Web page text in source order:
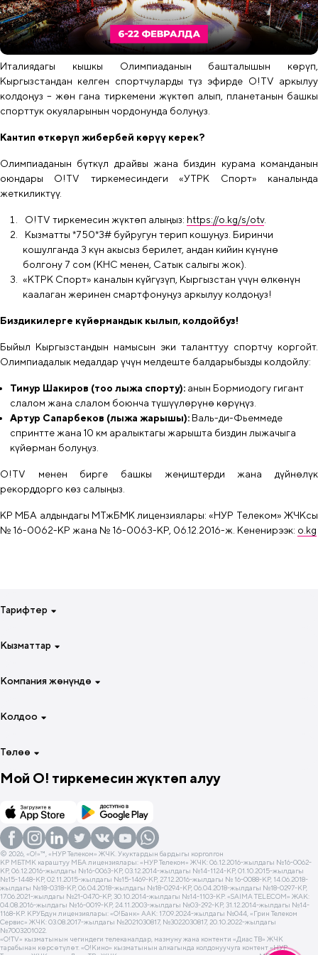
Италиядагы кышкы Олимпиаданын башталышын көрүп,
Кыргызстандан келген спортчуларды түз эфирде O!TV аркылуу
колдоңуз – жөн гана тиркемени жүктөп алып, планетанын башкы
спорттук окуяларынын чордонунда болуңуз.
Кантип өткөрүп жибербей көрүү керек?
Олимпиаданын бүткүл драйвы жана биздин курама команданын
оюндары O!TV тиркемесиндеги «УТРК Спорт» каналында
жеткиликтүү.
O!TV тиркемесин жүктөп алыңыз: https://o.kg/s/otv.
Кызматты *750*3# буйругун терип кошуңуз. Биринчи
кошулганда 3 күн акысыз берилет, андан кийин күнүнө
болгону 7 сом (КНС менен, Сатык салыгы жок).
«КТРК Спорт» каналын күйгүзүп, Кыргызстан үчүн өлкөнүн
каалаган жеринен смартфонуңуз аркылуу колдоңуз!
Биздикилерге күйөрмандык кылып, колдойбуз!
Быйыл Кыргызстандын намысын эки таланттуу спортчу коргойт.
Олимпиадалык медалдар үчүн мелдеште балдарыбызды колдойлу:
Тимур Шакиров (тоо лыжа спорту): анын Бормиодогу гигант
слалом жана слалом боюнча түшүүлөрүнө көрүңүз.
Артур Сапарбеков (лыжа жарышы): Валь-ди-Фьеммеде
спринтте жана 10 км аралыктагы жарышта биздин лыжачыга
күйөрман болуңуз.
O!TV менен бирге башкы жеңиштерди жана дүйнөлүк
рекорддорго көз салыңыз.
КР МБА алдындагы МТжБМК лицензиялары: «НУР Телеком» ЖЧКсы
№ 16-0062-КР жана № 16-0063-КР, 06.12.2016-ж. Кененирээк: o.kg
Тарифтер
Смартфонуң үчүн 4 жумага
Чалуулар жана интернет үчүн
Модем жана роутер үчүн
Кызматтар
О!TV жана онлайн-кинотеатрлары
Эл аралык байланыш
Баланс жок кездеги мүмкүнчүлүктөр
Маалыматтык-көңүл ачуу кызматтары
Негизги кызматтар
Башка кызматтар
Компания жөнүндө
Артыкчылыктар
Жаңылыктар
Колдоо
Тескөөлөр
Компанияга суроо бериңиз
«Мой О!» тиркемеси
Пайдалуу документтер
Пайдалуу USSD-командалар
Мобилдик алдамчылык
Архив
Социалдык тармактарда конкурстарды өткөрүүнүн шарттары
Төлөө
Комиссиясыз төлөө
«Мой О!» тиркемеси
Балансты текшерүү
О! фирмалык терминалдар
Мой О! тиркемесин жүктөп алуу
© 2026, «O!»™, «НУР Телеком» ЖЧК. Укуктардын бардыгы корголгон
КР МБТМК караштуу МБА лицензиялары: «НУР Телеком» ЖЧК: 06.12.2016-жылдагы №16-0062-
КР, 06.12.2016-жылдагы №16-0063-КР, 03.12.2014-жылдагы №14-1124-КР, 01.10.2015-жылдагы
№15-1448-КР, 02.11.2015-жылдагы №15-1469-КР, 27.12.2016-жылдагы № 16-0088-КР, 14.06.2018-
жылдагы №18-0318-КР, 06.04.2018-жылдагы №18-0294-КР, 06.04.2018-жылдагы №18-0297-КР,
17.06.2021-жылдагы №21-0470-КР, 30.10.2014-жылдагы №14-1103-КР. «SAIMA TELECOM» ЖАК:
04.08.2016-жылдагы №16-0019-КР, 24.11.2003-жылдагы №03-292-КР, 31.12.2014-жылдагы №14-
1168-КР. КРУБдун лицензиялары: «О!Банк» ААК: 17.09.2024-жылдагы №044, «Грин Телеком
Сервис» ЖЧК: 03.08.2017-жылдагы №2021030817, №3022030817, 20.10.2022-жылдагы
№7003201022.
«О!TV» кызматынын чегиндеги телеканалдар, мазмуну жана контенти «Диас ТВ» ЖЧК
тарабынан көрсөтүлөт. «O!Кино» кызматынын алкагында колдонуучуга контент «НУР